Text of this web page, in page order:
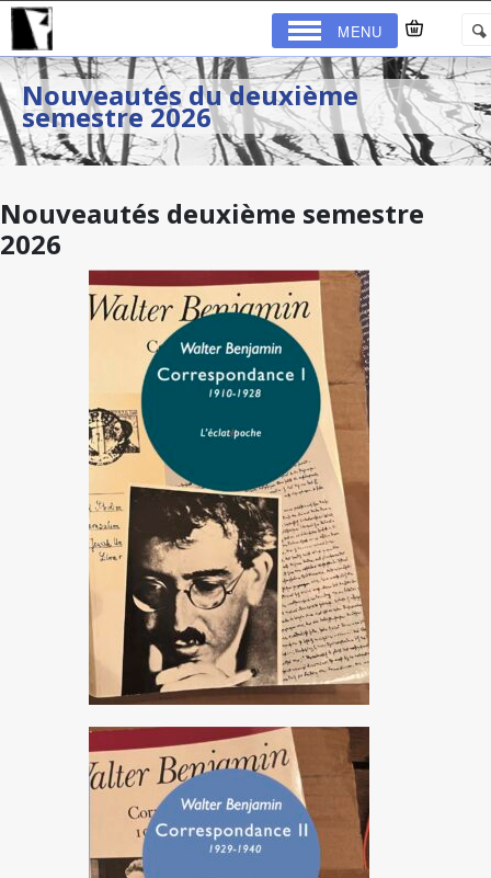
MENU
Nouveautés du deuxième
semestre 2026
Nouveautés deuxième semestre
2026